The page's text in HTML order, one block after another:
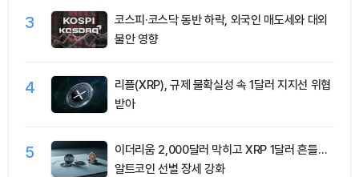
3
코스피·코스닥 동반 하락, 외국인 매도세와 대외
불안 영향
4
리플(XRP), 규제 불확실성 속 1달러 지지선 위협
받아
5
이더리움 2,000달러 막히고 XRP 1달러 흔들…
알트코인 선별 장세 강화